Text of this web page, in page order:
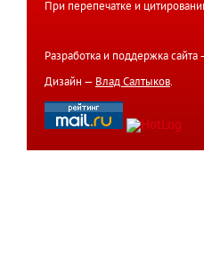
При перепечатке и
Разработка и поддержка сайта
Дизайн — Влад Салтыков.